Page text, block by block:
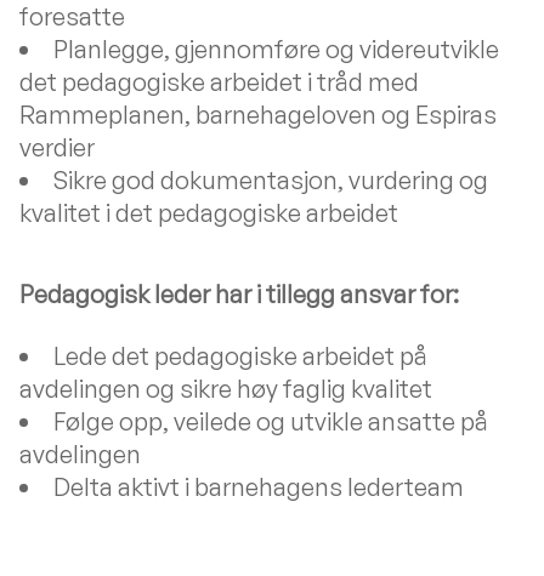
foresatte
Planlegge, gjennomføre og videreutvikle
det pedagogiske arbeidet i tråd med
Rammeplanen, barnehageloven og Espiras
verdier
Sikre god dokumentasjon, vurdering og
kvalitet i det pedagogiske arbeidet
Pedagogisk leder har i tillegg ansvar for:
Lede det pedagogiske arbeidet på
avdelingen og sikre høy faglig kvalitet
Følge opp, veilede og utvikle ansatte på
avdelingen
Delta aktivt i barnehagens lederteam